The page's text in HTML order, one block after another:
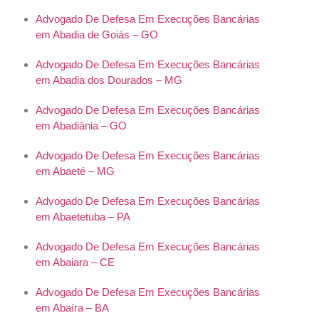
Advogado De Defesa Em Execuções Bancárias
em Abadia de Goiás – GO
Advogado De Defesa Em Execuções Bancárias
em Abadia dos Dourados – MG
Advogado De Defesa Em Execuções Bancárias
em Abadiânia – GO
Advogado De Defesa Em Execuções Bancárias
em Abaeté – MG
Advogado De Defesa Em Execuções Bancárias
em Abaetetuba – PA
Advogado De Defesa Em Execuções Bancárias
em Abaiara – CE
Advogado De Defesa Em Execuções Bancárias
em Abaíra – BA